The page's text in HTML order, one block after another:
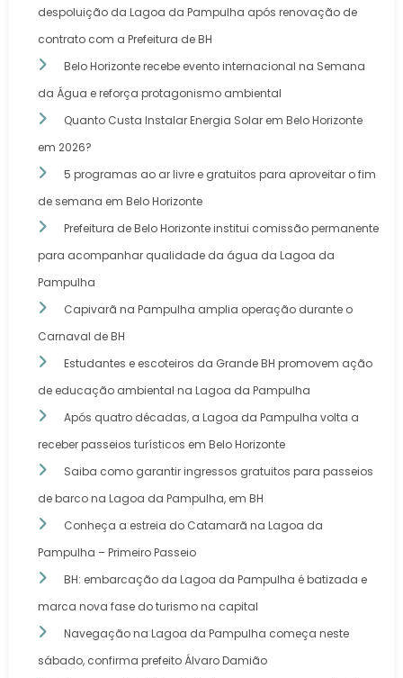
despoluição da Lagoa da Pampulha após renovação de
contrato com a Prefeitura de BH
Belo Horizonte recebe evento internacional na Semana
da Água e reforça protagonismo ambiental
Quanto Custa Instalar Energia Solar em Belo Horizonte
em 2026?
5 programas ao ar livre e gratuitos para aproveitar o fim
de semana em Belo Horizonte
Prefeitura de Belo Horizonte institui comissão permanente
para acompanhar qualidade da água da Lagoa da
Pampulha
Capivarã na Pampulha amplia operação durante o
Carnaval de BH
Estudantes e escoteiros da Grande BH promovem ação
de educação ambiental na Lagoa da Pampulha
Após quatro décadas, a Lagoa da Pampulha volta a
receber passeios turísticos em Belo Horizonte
Saiba como garantir ingressos gratuitos para passeios
de barco na Lagoa da Pampulha, em BH
Conheça a estreia do Catamarã na Lagoa da
Pampulha – Primeiro Passeio
BH: embarcação da Lagoa da Pampulha é batizada e
marca nova fase do turismo na capital
Navegação na Lagoa da Pampulha começa neste
sábado, confirma prefeito Álvaro Damião